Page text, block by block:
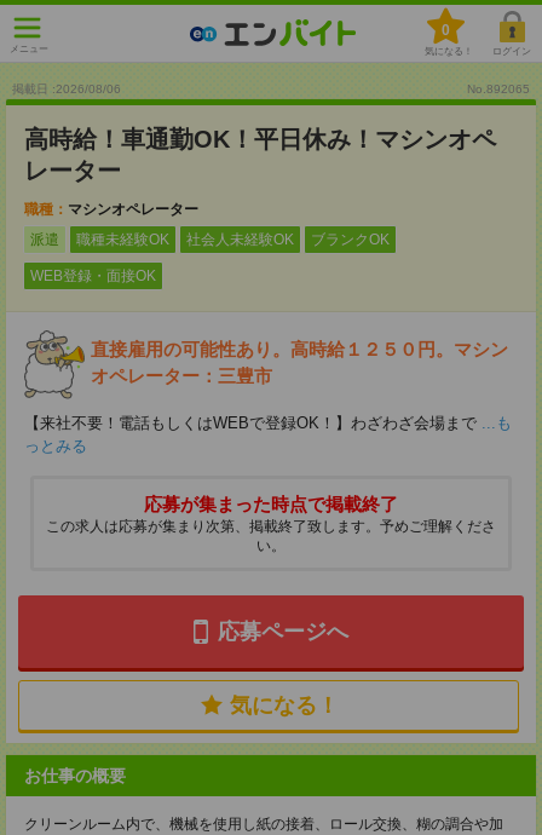
メニュー
0
気になる！ ログイン
掲載日 :2026/08/06 No.892065
高時給！車通勤OK！平日休み！マシンオペ
レーター
職種： マシンオペレーター
派遣
職種未経験OK 社会人未経験OK ブランクOK
WEB登録・面接OK
直接雇用の可能性あり。高時給１２５０円。マシン
オペレーター：三豊市
【来社不要！電話もしくはWEBで登録OK！】わざわざ会場まで ...も
っとみる
応募が集まった時点で掲載終了
この求人は応募が集まり次第、掲載終了致します。予めご理解くださ
い。
応募ページへ
気になる！
お仕事の概要
クリーンルーム内で、機械を使用し紙の接着、ロール交換、糊の調合や加